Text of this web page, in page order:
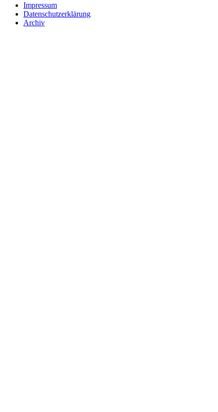
Impressum
Datenschutzerklärung
Archiv